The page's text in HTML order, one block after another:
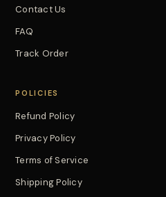
Contact Us
FAQ
Track Order
POLICIES
Refund Policy
Privacy Policy
Terms of Service
Shipping Policy